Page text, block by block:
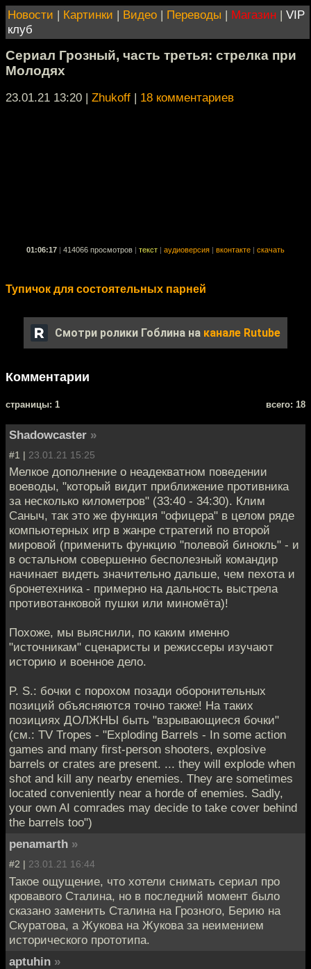
Новости | Картинки | Видео | Переводы | Магазин | VIP
клуб
Сериал Грозный, часть третья: стрелка при
Молодях
23.01.21 13:20 | Zhukoff | 18 комментариев
01:06:17 414066 просмотров текст аудиоверсия вконтакте скачать
Тупичок для состоятельных парней
Смотри ролики Гоблина на канале Rutube
Комментарии
cтраницы: 1 всего: 18
Shadowcaster »
#1 | 23.01.21 15:25
Мелкое дополнение о неадекватном поведении
воеводы, "который видит приближение противника
за несколько километров" (33:40 - 34:30). Клим
Саныч, так это же функция "офицера" в целом ряде
компьютерных игр в жанре стратегий по второй
мировой (применить функцию "полевой бинокль" - и
в остальном совершенно бесполезный командир
начинает видеть значительно дальше, чем пехота и
бронетехника - примерно на дальность выстрела
противотанковой пушки или миномёта)!
Похоже, мы выяснили, по каким именно
"источникам" сценаристы и режиссеры изучают
историю и военное дело.
P. S.: бочки с порохом позади оборонительных
позиций объясняются точно также! На таких
позициях ДОЛЖНЫ быть "взрывающиеся бочки"
(см.: TV Tropes - "Exploding Barrels - In some action
games and many first-person shooters, explosive
barrels or crates are present. ... they will explode when
shot and kill any nearby enemies. They are sometimes
located conveniently near a horde of enemies. Sadly,
your own AI comrades may decide to take cover behind
the barrels too")
penamarth »
#2 | 23.01.21 16:44
Такое ощущение, что хотели снимать сериал про
кровавого Сталина, но в последний момент было
сказано заменить Сталина на Грозного, Берию на
Скуратова, а Жукова на Жукова за неимением
исторического прототипа.
aptuhin »